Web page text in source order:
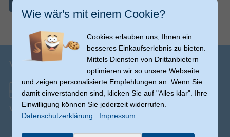
Versandinfos
Versand ab € 0,00(Ausnahmen möglich)
Wie wär's mit einem Cookie?
Cookies erlauben uns, Ihnen ein
besseres Einkaufserlebnis zu bieten.
Mittels Diensten von Drittanbietern
optimieren wir so unsere Webseite
und zeigen personalisierte Empfehlungen an. Wenn Sie
damit einverstanden sind, klicken Sie auf "Alles klar". Ihre
Einwilligung können Sie jederzeit widerrufen.
Datenschutzerklärung
Impressum